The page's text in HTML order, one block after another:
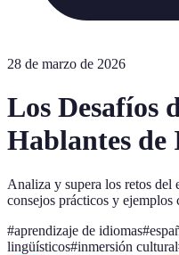
28 de marzo de 2026
Los Desafíos
Hablantes de
Analiza y supera los retos del
consejos prácticos y ejemplos
#aprendizaje de idiomas#
lingüísticos#inmersión cultural